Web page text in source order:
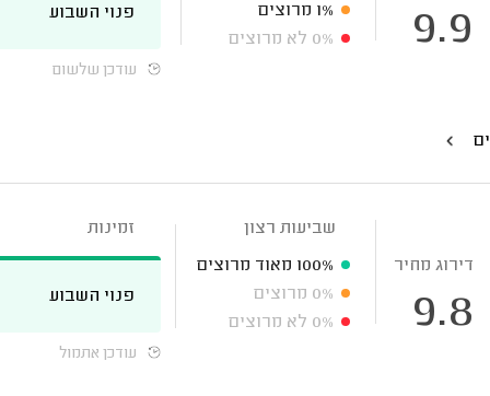
9.9
1% מרוצים
0% לא מרוצים
פנוי השבוע
עודכן שלשום
דירוג מחיר
9.8
שביעות רצון
100% מאוד מרוצים
0% מרוצים
0% לא מרוצים
זמינות
פנוי השבוע
עודכן אתמול